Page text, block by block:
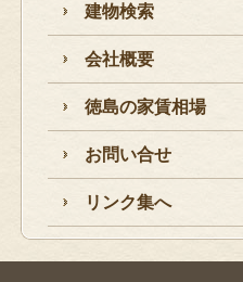
建物検索
会社概要
徳島の家賃相場
お問い合せ
リンク集へ